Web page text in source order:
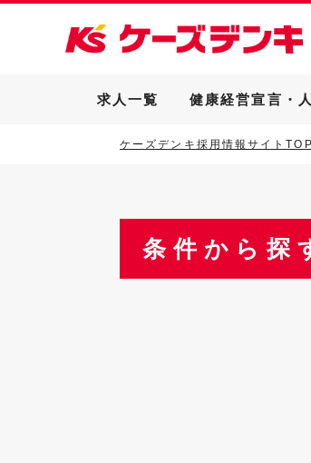
求人一覧 健康経営宣言・
ケーズデンキ採用情報サイトTOP
条件から探